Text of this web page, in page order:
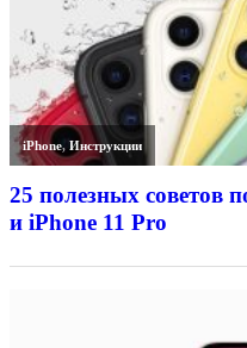
iPhone,Инструкции
25 полезных советов
и iPhone 11 Pro